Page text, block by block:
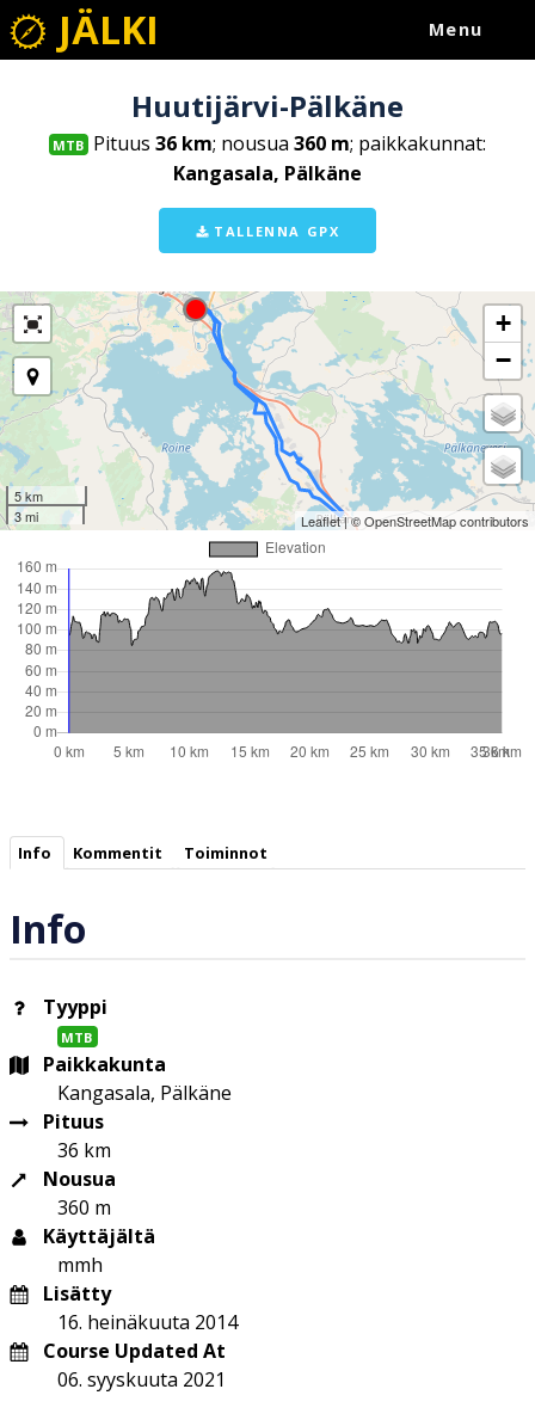
JÄLKI Menu
Huutijärvi-Pälkäne
MTB Pituus36 km; nousua360 m; paikkakunnat:
Kangasala, Pälkäne
TALLENNA GPX
+
−
5 km
3 mi
Leaflet| ©OpenStreetMapcontributors
Info Kommentit Toiminnot
Info
Tyyppi
MTB
Paikkakunta
Kangasala, Pälkäne
Pituus
36 km
Nousua
360 m
Käyttäjältä
mmh
Lisätty
16. heinäkuuta 2014
Course Updated At
06. syyskuuta 2021